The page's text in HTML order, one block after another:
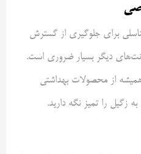
برای جلوگیری از گسترش
دیگر بسیار ضروری است.
از محصولات بهداشتی
زگیل را تمیز نگه دارید.